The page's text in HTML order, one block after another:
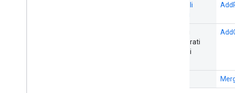
Intervalli
incorporati
(inclusi i